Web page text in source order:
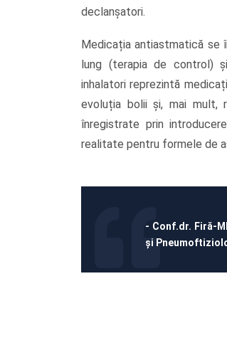
declanșatori.
Medicația antiastmatică se
lung (terapia de control)
inhalatori reprezintă
evoluția bolii și, mai mult,
înregistrate prin
realitate pentru formele de
- Conf.dr. Firă-
și